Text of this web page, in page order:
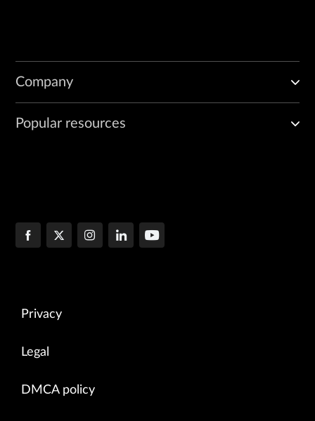
Company
Popular resources
Privacy
Legal
DMCA policy